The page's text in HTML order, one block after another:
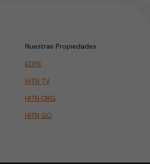
Nuestras Propiedades
EDYE
HITN TV
HITN.ORG
HITN GO